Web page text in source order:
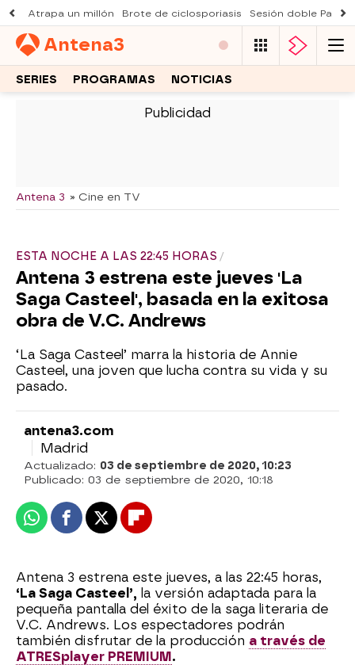
Atrapa un millón Brote de ciclosporiasis Sesión doble
Antena3
SERIES PROGRAMAS NOTICIAS
Antena 3 » Cine en TV
ESTA NOCHE A LAS 22:45 HORAS
Antena 3 estrena este jueves 'La
Saga Casteel', basada en la exitosa
obra de V.C. Andrews
‘La Saga Casteel’ marra la historia de Annie
Casteel, una joven que lucha contra su vida y su
pasado.
antena3.com
Madrid
Actualizado: 03 de septiembre de 2020, 10:23
Publicado: 03 de septiembre de 2020, 10:18
WhatsappFacebook
X Flipboard
Antena 3 estrena este jueves, a las 22:45 horas,
‘La Saga Casteel’, la versión adaptada para la
pequeña pantalla del éxito de la saga literaria de
V.C. Andrews. Los espectadores podrán
también disfrutar de la producción a través de
ATRESplayer PREMIUM.